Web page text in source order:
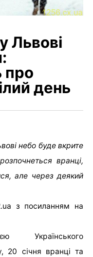
Львові
про
день
небо буде вкрите
вранці,
але через деякий
з посиланням на
Українського
20 січня вранці та